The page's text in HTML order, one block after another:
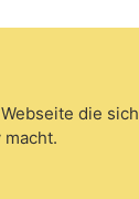
die sich
macht.